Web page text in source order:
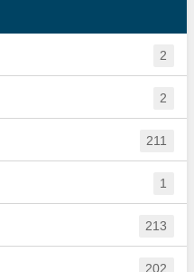
2
2
211
1
213
202